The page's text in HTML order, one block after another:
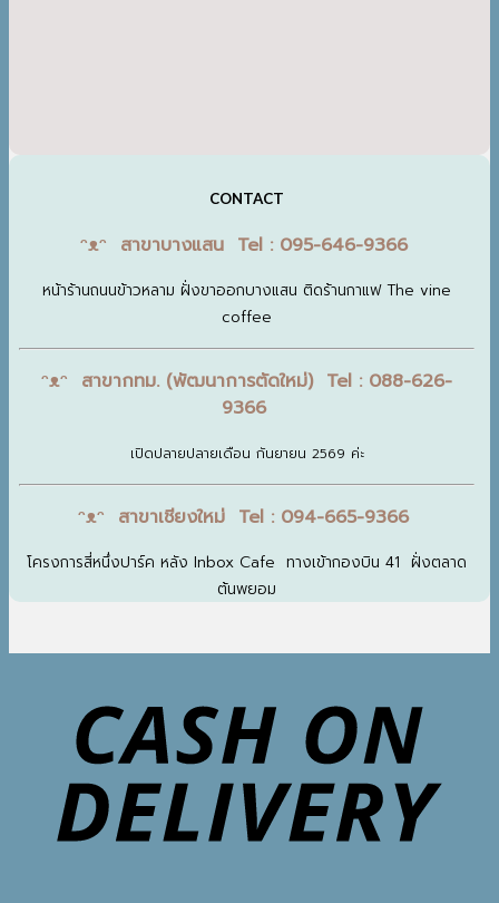
CONTACT
ᵔᴥᵔ สาขาบางแสน Tel : 095-646-9366
หน้าร้านถนนข้าวหลาม ฝั่งขาออกบางแสน ติดร้านกาแฟ The vine
coffee
ᵔᴥᵔ สาขากทม. (พัฒนาการตัดใหม่) Tel : 088-626-
9366
เปิดปลายปลายเดือน กันยายน 2569 ค่ะ
ᵔᴥᵔ สาขาเชียงใหม่ Tel : 094-665-9366
โครงการสี่หนึ่งปาร์ค หลัง Inbox Cafe ทางเข้ากองบิน 41 ฝั่งตลาด
ต้นพยอม